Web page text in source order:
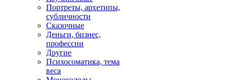
Портреты, архетипы,
субличности
Сказочные
Деньги, бизнес,
профессии
Другие
Психосоматика, тема
веса